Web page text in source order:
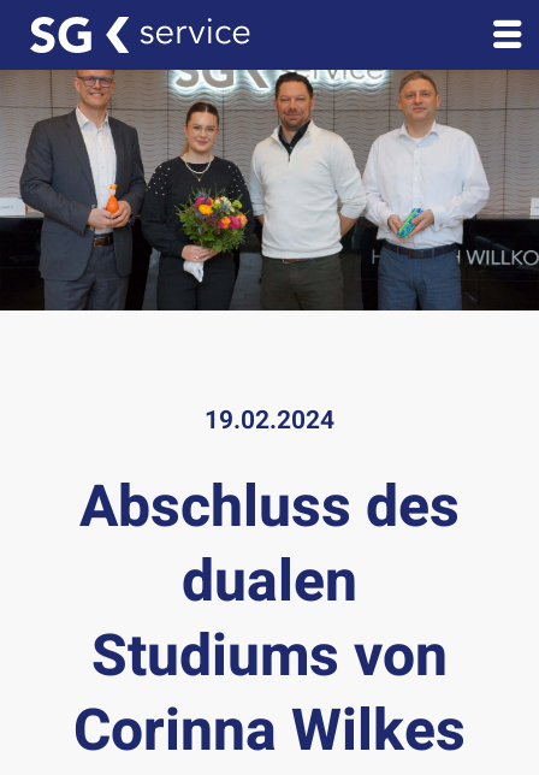
19.02.2024
Abschluss des
dualen
Studiums von
Corinna Wilkes